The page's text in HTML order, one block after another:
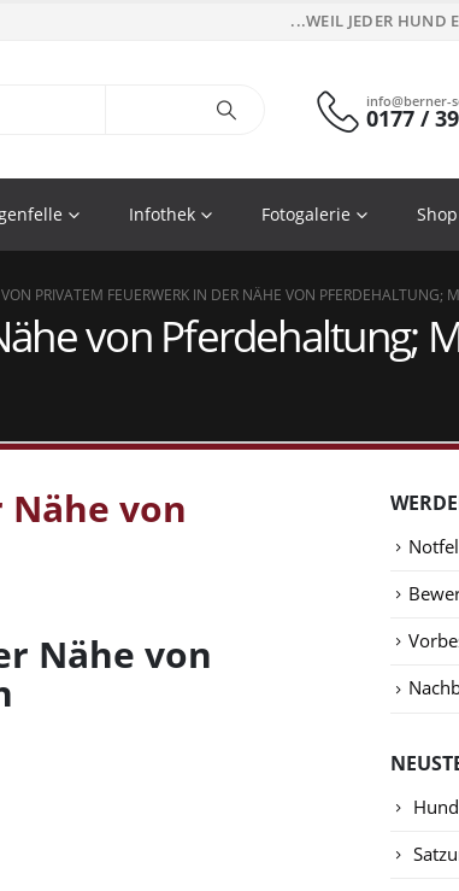
...WEIL JEDER HUND
info@berner-
0177 /
Infothek Fotogalerie Shop
PRIVATEM FEUERWERK IN DER NÄHE VON PFERDEHALTUNG;
von Pferdehaltung;
von
Nähe von